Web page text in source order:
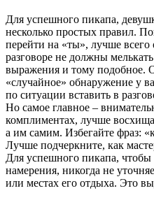
Для успешного пикапа,
несколько простых правил.
перейти на «ты», лучше
разговоре не должны
выражения и тому подобное.
«случайное» обнаружение у
по ситуации вставить в
Но самое главное –
комплиментах, лучше
а им самим. Избегайте фраз:
Лучше подчеркните, как
Для успешного пикапа,
намерения, никогда не
или местах его отдыха. Это